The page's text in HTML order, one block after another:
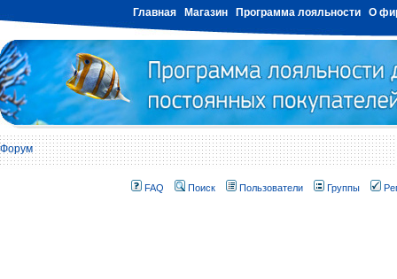
Главная Магазин Программа лояльности О
Форум
FAQ Поиск Пользователи Группы